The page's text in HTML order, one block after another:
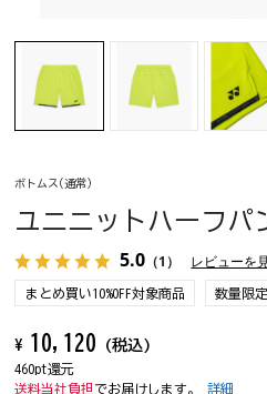
ボトムス(通常)
ユニニットハーフパ
5.0 （1） レビューを
まとめ買い10%OFF対象商品 数量限定
¥ 10,120 (税込)
460pt還元
送料当社負担 でお届けします。詳細